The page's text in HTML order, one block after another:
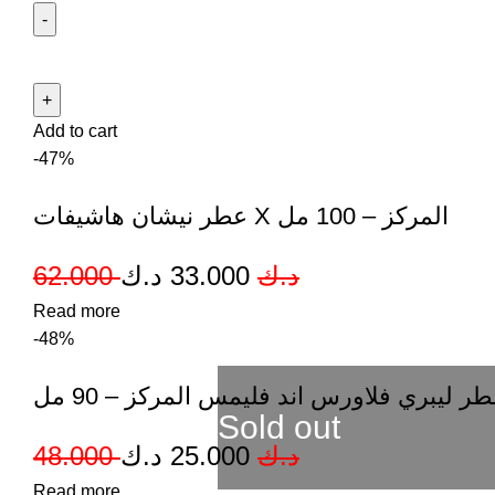
Add to cart
-47%
Sold out
عطر نيشان هاشيفات X المركز – 100 مل
62.000 د.ك 33.000 د.ك
Read more
-48%
ليبري فلاورس اند فليمس المركز – 90 مل
48.000 د.ك 25.000 د.ك